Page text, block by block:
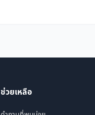
ช่วยเหลือ